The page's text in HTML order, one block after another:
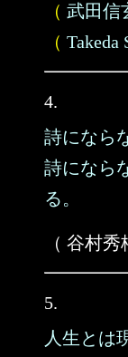
（ 武田信
（ Takeda
4.
詩になら
詩になら
る。
（ 谷村秀
5.
人生とは